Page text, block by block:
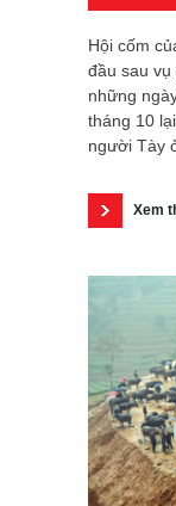
Hội cốm
đầu sau vụ
những
tháng 10
người Tày
Xem